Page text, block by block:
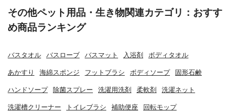
その他ペット用品・生き物関連カテゴリ：おすす
め商品ランキング
バスタオル バスローブ バスマット 入浴剤 ボディタオル
あかすり 海綿スポンジ フットブラシ ボディソープ 固形石鹸
ハンドソープ 除菌スプレー 洗濯用洗剤 柔軟剤 洗濯ネット
洗濯槽クリーナー トイレブラシ 補助便座 回転モップ